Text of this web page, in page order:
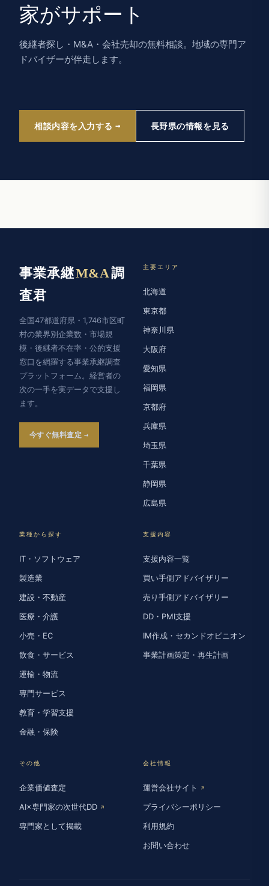
家がサポート
後継者探し・M&A・会社売却の無料相談。地域の専門ア
ドバイザーが伴走します。
相談内容を入力する 長野県の情報を見る
事業承継M&A調
査君
全国47都道府県・1,746市区町
村の業界別企業数・市場規
模・後継者不在率・公的支援
窓口を網羅する事業承継調査
プラットフォーム。経営者の
次の一手を実データで支援し
ます。
今すぐ無料査定
主要エリア
北海道
東京都
神奈川県
大阪府
愛知県
福岡県
京都府
兵庫県
埼玉県
千葉県
静岡県
広島県
業種から探す
IT・ソフトウェア
製造業
建設・不動産
医療・介護
小売・EC
飲食・サービス
運輸・物流
専門サービス
教育・学習支援
金融・保険
支援内容
支援内容一覧
買い手側アドバイザリー
売り手側アドバイザリー
DD・PMI支援
IM作成・セカンドオピニオン
事業計画策定・再生計画
その他
企業価値査定
AI×専門家の次世代DD ↗
専門家として掲載
会社情報
運営会社サイト ↗
プライバシーポリシー
利用規約
お問い合わせ